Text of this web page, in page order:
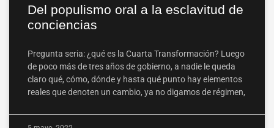
Del populismo oral a la esclavitud de
conciencias
Pregunta seria: ¿qué es la Cuarta Transformación? Luego
de poco más de tres años de gobierno, a nadie le queda
claro qué, cómo, dónde y hasta qué punto hay elementos
reales que denoten un cambio, ya no digamos de régimen,